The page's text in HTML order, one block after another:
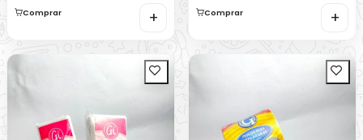
Comprar + Comprar +